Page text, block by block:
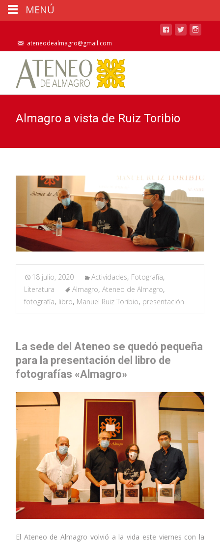
ateneodealmagro@gmail.com
Almagro a vista de Ruiz Toribio
18 julio, 2020 Actividades, Fotografía,
Literatura
Almagro, Ateneo de Almagro,
fotografía, libro, Manuel Ruiz Toribio, presentación
La sede del Ateneo se quedó pequeña
para la presentación del libro de
fotografías «Almagro»
El Ateneo de Almagro volvió a la vida este viernes con la
MENÚ